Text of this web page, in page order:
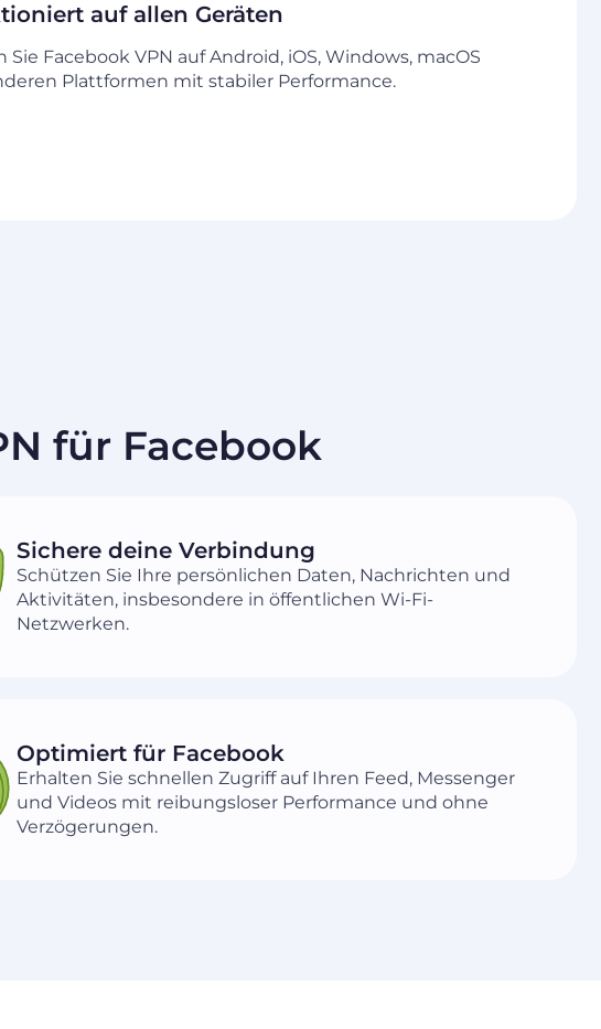
auf allen Geräten
Sie Facebook VPN auf Android, iOS, Windows, macOS
Plattformen mit stabiler Performance.
für Facebook
Sichere deine Verbindung
Schützen Sie Ihre persönlichen Daten, Nachrichten und
Aktivitäten, insbesondere in öffentlichen Wi-Fi-
Netzwerken.
Optimiert für Facebook
Erhalten Sie schnellen Zugriff auf Ihren Feed, Messenger
und Videos mit reibungsloser Performance und ohne
Verzögerungen.